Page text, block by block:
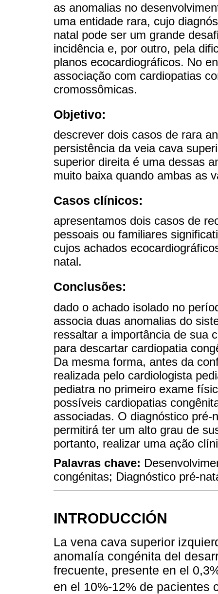
as anomalias no
uma entidade rara, cujo
natal pode ser um grande
incidência e, por outro, pela
planos ecocardiográficos. No
associação com cardiopatias
cromossômicas.
Objetivo:
descrever dois casos de rara
persistência da veia cava
superior direita é uma dessas
muito baixa quando ambas as
Casos clínicos:
apresentamos dois casos de
pessoais ou familiares
cujos achados
natal.
Conclusões:
dado o achado isolado no
associa duas anomalias do
ressaltar a importância de sua
para descartar cardiopatia
Da mesma forma, antes da
realizada pelo cardiologista
pediatra no primeiro exame
possíveis cardiopatias
associadas. O diagnóstico
permitirá ter um alto grau de
portanto, realizar uma ação
Palavras chave:
congénitas; Diagnóstico pré-
INTRODUCCIÓN
La vena cava superior
anomalía congénita del
frecuente, presente en el
en el 10%-12% de pacientes